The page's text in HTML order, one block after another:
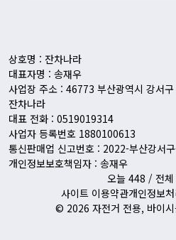
상호명 : 잔차나라
대표자명 : 송재우
사업장 주소 : 46773 부산광역시 강서
잔차나라
대표 전화 : 0519019314
사업자 등록번호 1880100613
통신판매업 신고번호 : 2022-부산강서
개인정보보호책임자 : 송재우
오늘 448 / 전
사이트 이용약관개인정보
© 2026 자전거 전용, 바이시